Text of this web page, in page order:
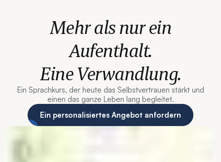
Mehr als nur ein
Aufenthalt.
Eine Verwandlung.
Ein Sprachkurs, der heute das Selbstvertrauen stärkt und
einen das ganze Leben lang begleitet.
Ein personalisiertes Angebot anfordern